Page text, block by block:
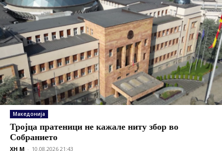
Македонија
Тројца пратеници не кажале ниту збор во
Собранието
XH M - 10.08.2026 21:43